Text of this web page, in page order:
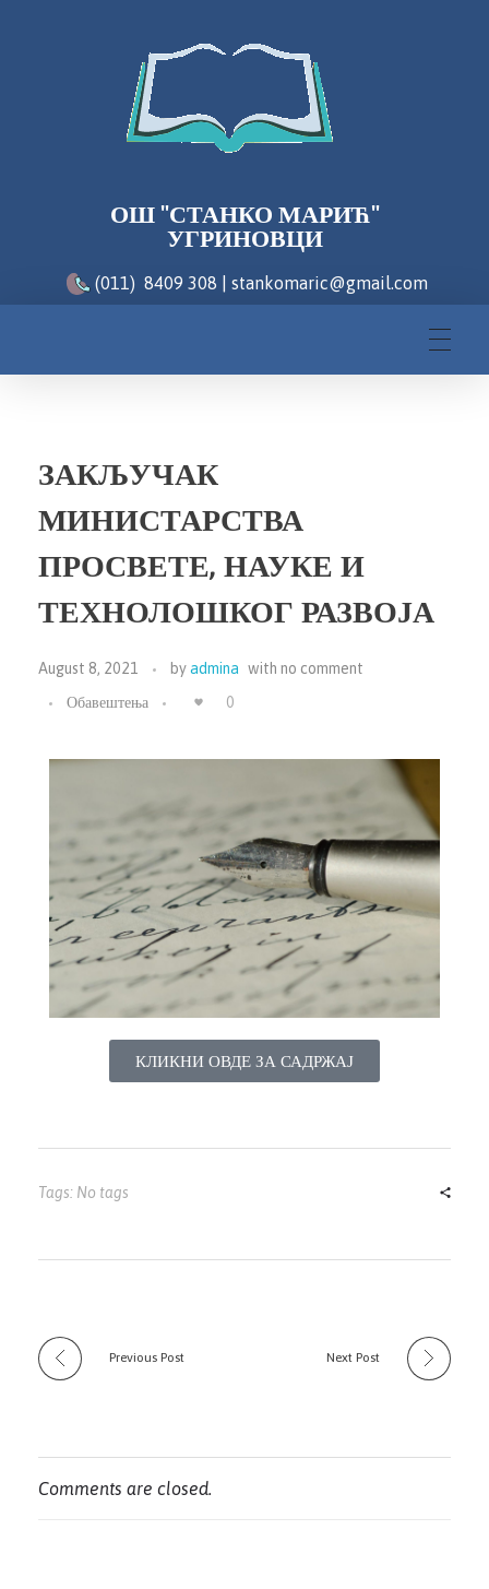
ОШ "СТАНКО МАРИЋ"
УГРИНОВЦИ
(011) 8409 308 | stankomaric@gmail.com
ЗАКЉУЧАК
МИНИСТАРСТВА
ПРОСВЕТЕ, НАУКЕ И
ТЕХНОЛОШКОГ РАЗВОЈА
August 8, 2021 byadmina with no comment
Обавештења
0
КЛИКНИ ОВДЕ ЗА САДРЖАЈ
Tags: No tags
Previous Post Next Post
Comments are closed.